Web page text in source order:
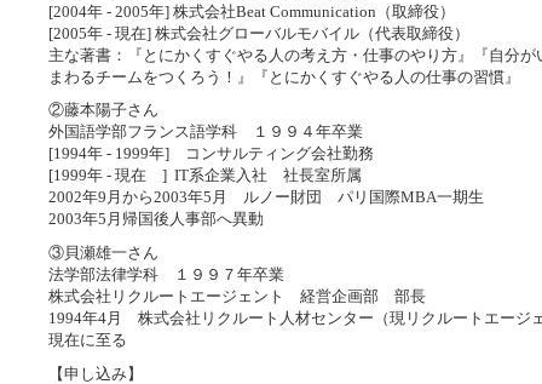
[2004年 - 2005年] 株式会社Beat Communication（取締役）
[2005年 - 現在] 株式会社グローバルモバイル（代表取締役）
主な著書：『とにかくすぐやる人の考え方・仕事のやり方』『自分が
まわるチームをつくろう！』『とにかくすぐやる人の仕事の習慣』
②藤本陽子さん
外国語学部フランス語学科 １９９４年卒業
[1994年 - 1999年] コンサルティング会社勤務
[1999年 - 現在 ] IT系企業入社 社長室所属
2002年9月から2003年5月 ルノー財団 パリ国際MBA一期生
2003年5月帰国後人事部へ異動
③貝瀬雄一さん
法学部法律学科 １９９７年卒業
株式会社リクルートエージェント 経営企画部 部長
1994年4月 株式会社リクルート人材センター（現リクルートエージ
現在に至る
【申し込み】